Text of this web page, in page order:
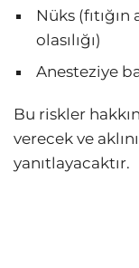
Nüks
olasılığı)
Anesteziye
Bu riskler
verecek ve
yanıtlayacaktır.